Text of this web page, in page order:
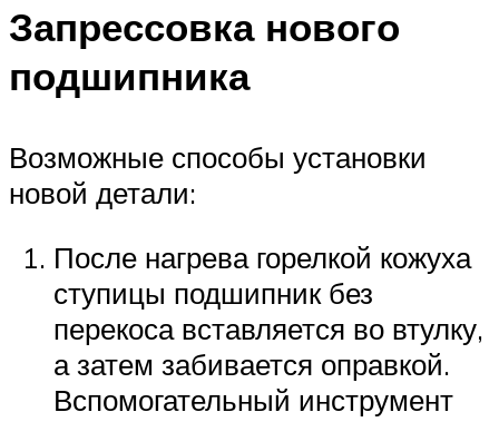
Запрессовка нового
подшипника
Возможные способы установки
новой детали:
После нагрева горелкой кожуха
ступицы подшипник без
перекоса вставляется во втулку,
а затем забивается оправкой.
Вспомогательный инструмент